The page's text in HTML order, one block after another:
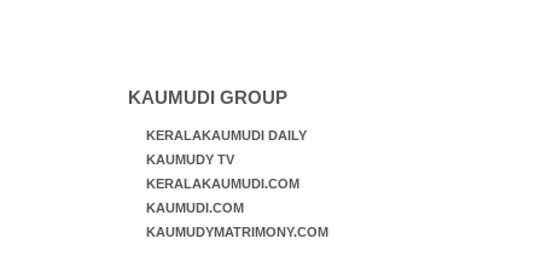
KAUMUDI GROUP
KERALAKAUMUDI DAILY
KAUMUDY TV
KERALAKAUMUDI.COM
KAUMUDI.COM
KAUMUDYMATRIMONY.COM